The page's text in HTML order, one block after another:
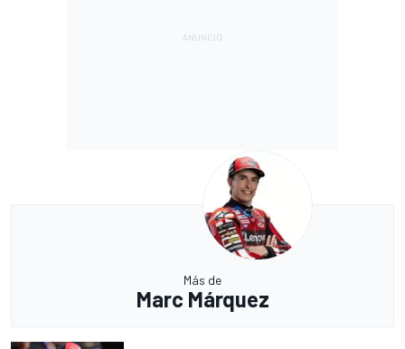
Más de
Marc Márquez